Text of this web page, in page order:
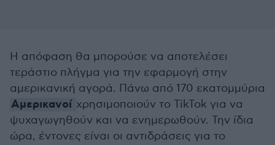
Η απόφαση θα μπορούσε να αποτελέσει
τεράστιο πλήγμα για την εφαρμογή στην
αμερικανική αγορά. Πάνω από 170 εκατομμύρια
Αμερικανοί χρησιμοποιούν το TikTok για να
ψυχαγωγηθούν και να ενημερωθούν. Την ίδια
ώρα, έντονες είναι οι αντιδράσεις για το